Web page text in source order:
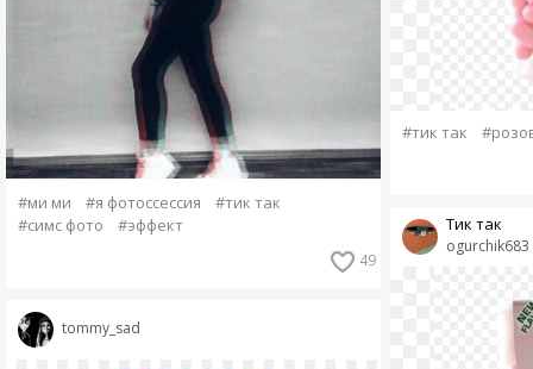
#ми ми #я фотоссессия
#тик так
#симс фото
#эффект
49
tommy_sad
#тик так
ogurchik683
Тик так